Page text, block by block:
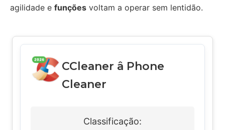
agilidade e funções voltam a operar sem lentidão.
CCleaner â Phone
Cleaner
Classificação: